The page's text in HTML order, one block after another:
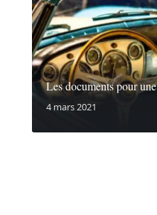
Les documents pour
4 mars 2021